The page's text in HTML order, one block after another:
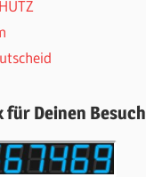
für Deinen Besuch